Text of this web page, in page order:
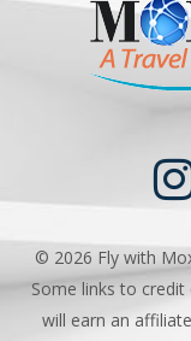
© 2026 Fly with
Some links to
will earn an